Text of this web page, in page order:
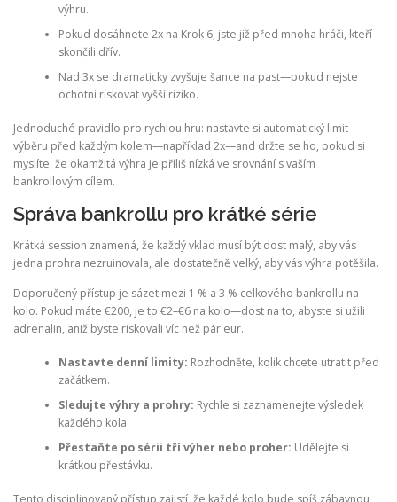
výhru.
Pokud dosáhnete 2x na Krok 6, jste již před mnoha hráči, kteří
skončili dřív.
Nad 3x se dramaticky zvyšuje šance na past—pokud nejste
ochotni riskovat vyšší riziko.
Jednoduché pravidlo pro rychlou hru: nastavte si automatický limit
výběru před každým kolem—například 2x—and držte se ho, pokud si
myslíte, že okamžitá výhra je příliš nízká ve srovnání s vaším
bankrollovým cílem.
Správa bankrollu pro krátké série
Krátká session znamená, že každý vklad musí být dost malý, aby vás
jedna prohra nezruinovala, ale dostatečně velký, aby vás výhra potěšila.
Doporučený přístup je sázet mezi 1 % a 3 % celkového bankrollu na
kolo. Pokud máte €200, je to €2–€6 na kolo—dost na to, abyste si užili
adrenalin, aniž byste riskovali víc než pár eur.
Nastavte denní limity: Rozhodněte, kolik chcete utratit před
začátkem.
Sledujte výhry a prohry: Rychle si zaznamenejte výsledek
každého kola.
Přestaňte po sérii tří výher nebo proher: Udělejte si
krátkou přestávku.